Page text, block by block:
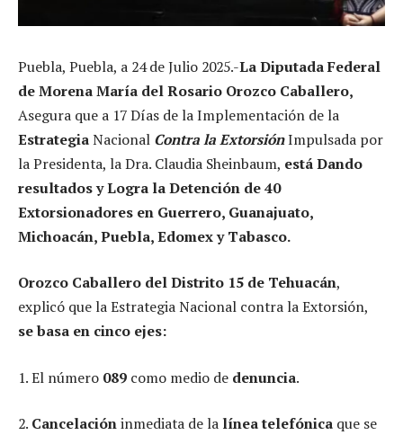
Puebla, Puebla, a 24 de Julio 2025.-La Diputada Federal
de Morena María del Rosario Orozco Caballero,
Asegura que a 17 Días de la Implementación de la
EstrategiaNacional Contra la ExtorsiónImpulsada por
la Presidenta, la Dra. Claudia Sheinbaum, está Dando
resultados y Logra la Detención de 40
Extorsionadores en Guerrero, Guanajuato,
Michoacán, Puebla, Edomex y Tabasco.
Orozco Caballero del Distrito 15 de Tehuacán,
explicó que la Estrategia Nacional contra la Extorsión,
se basa en cinco ejes:
1. El número 089 como medio de denuncia.
2. Cancelacióninmediata de la línea telefónica que se